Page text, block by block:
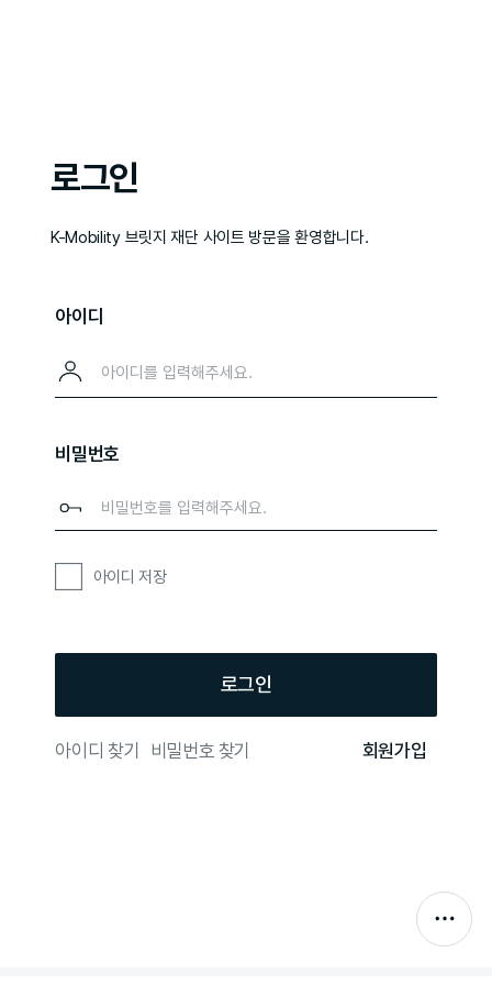
로그인
K-Mobility 브릿지 재단 사이트 방문을 환영합니다.
아이디
비밀번호
아이디 저장
로그인
아이디 찾기 비밀번호 찾기 회원가입